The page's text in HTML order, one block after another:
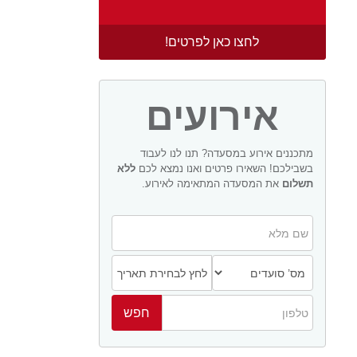
לחצו כאן לפרטים!
אירועים
מתכננים אירוע במסעדה? תנו לנו לעבוד
בשבילכם! השאירו פרטים ואנו נמצא לכם ללא
תשלום את המסעדה המתאימה לאירוע.